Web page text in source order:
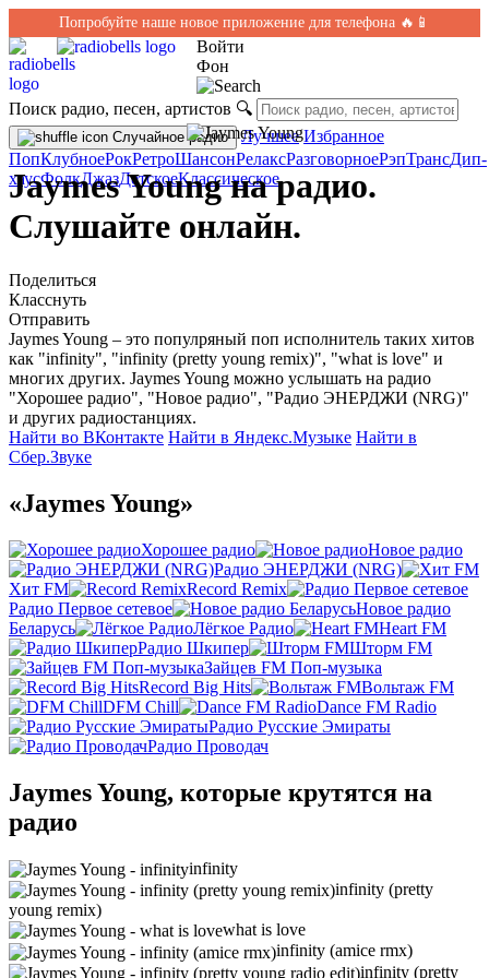
Попробуйте наше новое приложение для телефона 🔥📱
Войти
Фон
Поиск радио, песен, артистов 🔍
Случайное радио Лучшее Избранное
ПопКлубноеРокРетроШансонРелаксРазговорноеРэпТрансДип-
хаусФолкДжазДетскоеКлассическое
Jaymes Young на радио.
Слушайте онлайн.
Поделиться
Класснуть
Отправить
Jaymes Young – это популряный поп исполнитель таких хитов
как "infinity", "infinity (pretty young remix)", "what is love" и
многих других. Jaymes Young можно услышать на радио
"Хорошее радио", "Новое радио", "Радио ЭНЕРДЖИ (NRG)"
и других радиостанциях.
Найти во ВКонтакте Найти в Яндекс.Музыке Найти в
Сбер.Звуке
«Jaymes Young»
Хорошее радио
Новое радио
Радио ЭНЕРДЖИ (NRG)
Хит FM
Record Remix
Радио Первое сетевое
Новое радио
Беларусь
Лёгкое Радио
Heart FM
Радио Шкипер
Шторм FM
Зайцев FM Поп-музыка
Record Big Hits
Вольтаж FM
DFM Chill
Dance FM Radio
Радио Русские Эмираты
Радио Проводач
Jaymes Young, которые крутятся на
радио
infinity
infinity (pretty
young remix)
what is love
infinity (amice rmx)
infinity (pretty